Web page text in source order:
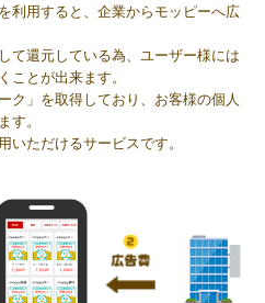
利用すると、企業からモッピーへ広
て還元している為、ユーザー様には
ことが出来ます。
ク」を取得しており、お客様の個人
す。
いただけるサービスです。